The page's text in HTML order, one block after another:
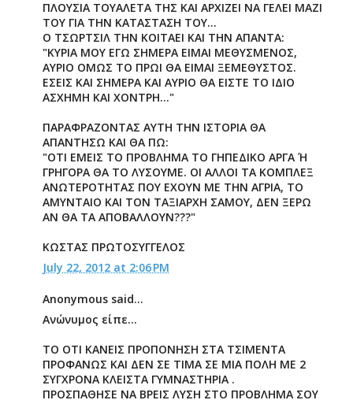
ΠΛΟΥΣΙΑ ΤΟΥΑΛΕΤΑ ΤΗΣ ΚΑΙ ΑΡΧΙΖΕΙ ΝΑ ΓΕΛΕΙ ΜΑΖΙ
ΤΟΥ ΓΙΑ ΤΗΝ ΚΑΤΑΣΤΑΣΗ ΤΟΥ...
Ο ΤΣΩΡΤΣΙΛ ΤΗΝ ΚΟΙΤΑΕΙ ΚΑΙ ΤΗΝ ΑΠΑΝΤΑ:
"ΚΥΡΙΑ ΜΟΥ ΕΓΩ ΣΗΜΕΡΑ ΕΙΜΑΙ ΜΕΘΥΣΜΕΝΟΣ,
ΑΥΡΙΟ ΟΜΩΣ ΤΟ ΠΡΩΙ ΘΑ ΕΙΜΑΙ ΞΕΜΕΘΥΣΤΟΣ.
ΕΣΕΙΣ ΚΑΙ ΣΗΜΕΡΑ ΚΑΙ ΑΥΡΙΟ ΘΑ ΕΙΣΤΕ ΤΟ ΙΔΙΟ
ΑΣΧΗΜΗ ΚΑΙ ΧΟΝΤΡΗ..."
ΠΑΡΑΦΡΑΖΟΝΤΑΣ ΑΥΤΗ ΤΗΝ ΙΣΤΟΡΙΑ ΘΑ
ΑΠΑΝΤΗΣΩ ΚΑΙ ΘΑ ΠΩ:
"ΟΤΙ ΕΜΕΙΣ ΤΟ ΠΡΟΒΛΗΜΑ ΤΟ ΓΗΠΕΔΙΚΟ ΑΡΓΑ Ή
ΓΡΗΓΟΡΑ ΘΑ ΤΟ ΛΥΣΟΥΜΕ. ΟΙ ΑΛΛΟΙ ΤΑ ΚΟΜΠΛΕΞ
ΑΝΩΤΕΡΟΤΗΤΑΣ ΠΟΥ ΕΧΟΥΝ ΜΕ ΤΗΝ ΑΓΡΙΑ, ΤΟ
ΑΜΥΝΤΑΙΟ ΚΑΙ ΤΟΝ ΤΑΞΙΑΡΧΗ ΣΑΜΟΥ, ΔΕΝ ΞΕΡΩ
ΑΝ ΘΑ ΤΑ ΑΠΟΒΑΛΛΟΥΝ???"
ΚΩΣΤΑΣ ΠΡΩΤΟΣΥΓΓΕΛΟΣ
July 22, 2012 at 2:06 PM
Anonymous said...
Ανώνυμος είπε...
ΤΟ ΟΤΙ ΚΑΝΕΙΣ ΠΡΟΠΟΝΗΣΗ ΣΤΑ ΤΣΙΜΕΝΤΑ
ΠΡΟΦΑΝΩΣ ΚΑΙ ΔΕΝ ΣΕ ΤΙΜΑ ΣΕ ΜΙΑ ΠΟΛΗ ΜΕ 2
ΣΥΓΧΡΟΝΑ ΚΛΕΙΣΤΑ ΓΥΜΝΑΣΤΗΡΙΑ .
ΠΡΟΣΠΑΘΗΣΕ ΝΑ ΒΡΕΙΣ ΛΥΣΗ ΣΤΟ ΠΡΟΒΛΗΜΑ ΣΟΥ